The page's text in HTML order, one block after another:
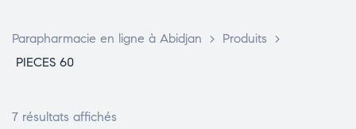
Parapharmacie en ligne à Abidjan > Produits
>
PIECES 60
7 résultats affichés